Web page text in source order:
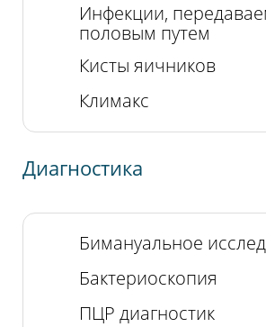
Инфекции,
половым путем
Кисты яичников
Климакс
Диагностика
Бимануальное
Бактериоскопия
ПЦР диагностик